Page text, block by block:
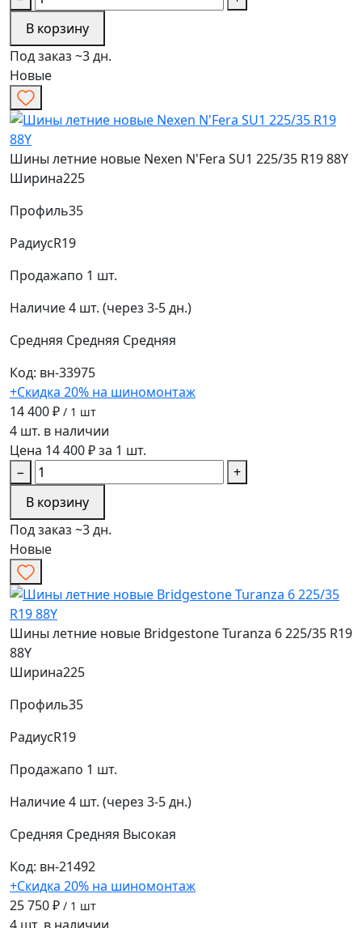
В корзину
Под заказ ~3 дн.
Новые
Шины летние новые Nexen N'Fera SU1 225/35 R19 88Y
Ширина225
Профиль35
РадиусR19
Продажапо 1 шт.
Наличие4 шт. (через 3-5 дн.)
Средняя Средняя Средняя
Код: вн-33975
+Скидка 20% на шиномонтаж
14 400 ₽ / 1 шт
4 шт. в наличии
Цена 14 400 ₽ за 1 шт.
−
+
В корзину
Под заказ ~3 дн.
Новые
Шины летние новые Bridgestone Turanza 6 225/35 R19
88Y
Ширина225
Профиль35
РадиусR19
Продажапо 1 шт.
Наличие4 шт. (через 3-5 дн.)
Средняя Средняя Высокая
Код: вн-21492
+Скидка 20% на шиномонтаж
25 750 ₽ / 1 шт